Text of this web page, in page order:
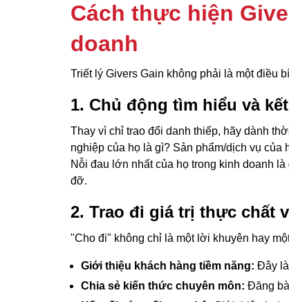
Cách thực hiện
doanh
Triết lý Givers Gain không phải là một điều
1. Chủ động tìm hiểu và
Thay vì chỉ trao đổi danh thiếp, hãy dành
nghiệp của họ là gì? Sản phẩm/dịch vụ
Nỗi đau lớn nhất của họ trong kinh doanh
đỡ.
2. Trao đi giá trị thực chất
"Cho đi" không chỉ là một lời khuyên hay
Giới thiệu khách hàng tiềm năng: Đây
Chia sẻ kiến thức chuyên môn: Đăng